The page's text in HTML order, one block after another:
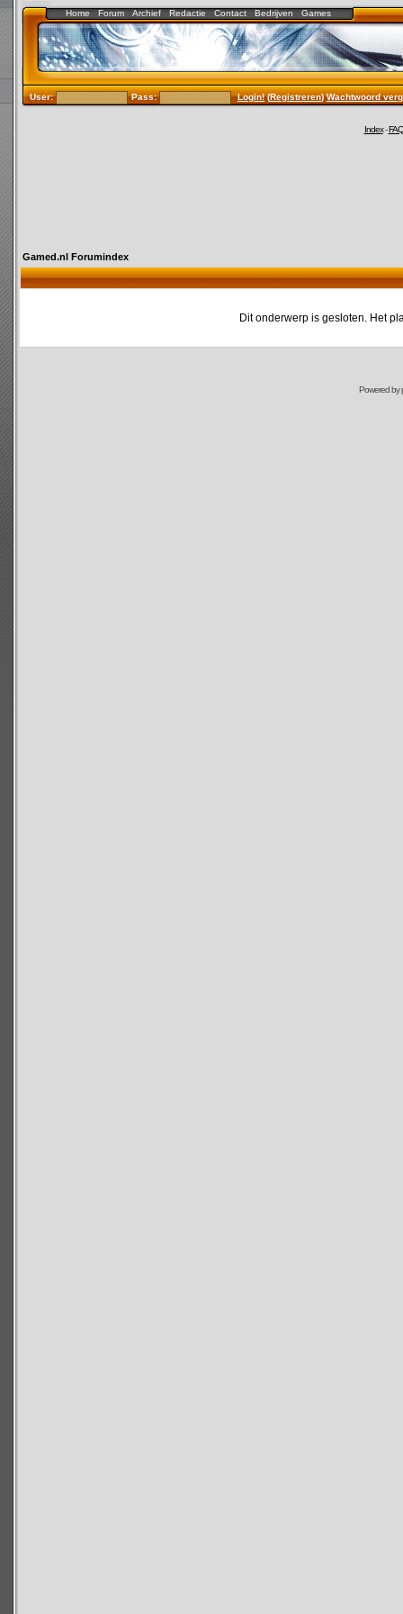
Home Forum Archief Redactie Contact Bedrijven Games
User: Pass: Login!(Registreren)Wachtwoord
Index-FAQ
Gamed.nl Forumindex
Dit onderwerp is gesloten. Het
Powered by